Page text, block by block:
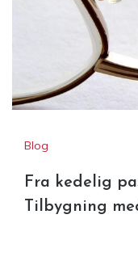
Blog
Fra kedelig
Tilbygning